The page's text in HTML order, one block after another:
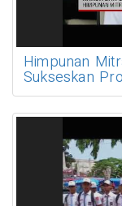
Himpunan
Sukseskan